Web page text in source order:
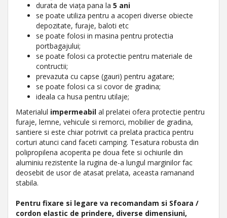
durata de viața pana la 5 ani
se poate utiliza pentru a acoperi diverse obiecte
depozitate, furaje, baloti etc
se poate folosi in masina pentru protectia
portbagajului;
se poate folosi ca protectie pentru materiale de
contructii;
prevazuta cu capse (gauri) pentru agatare;
se poate folosi ca si covor de gradina;
ideala ca husa pentru utilaje;
Materialul impermeabil al prelatei ofera protectie pentru
furaje, lemne, vehicule si remorci, mobilier de gradina,
santiere si este chiar potrivit ca prelata practica pentru
corturi atunci cand faceti camping. Tesatura robusta din
polipropilena acoperita pe doua fete si ochiurile din
aluminiu rezistente la rugina de-a lungul marginilor fac
deosebit de usor de atasat prelata, aceasta ramanand
stabila.
Pentru fixare si legare va recomandam si Sfoara /
cordon elastic de prindere, diverse dimensiuni,